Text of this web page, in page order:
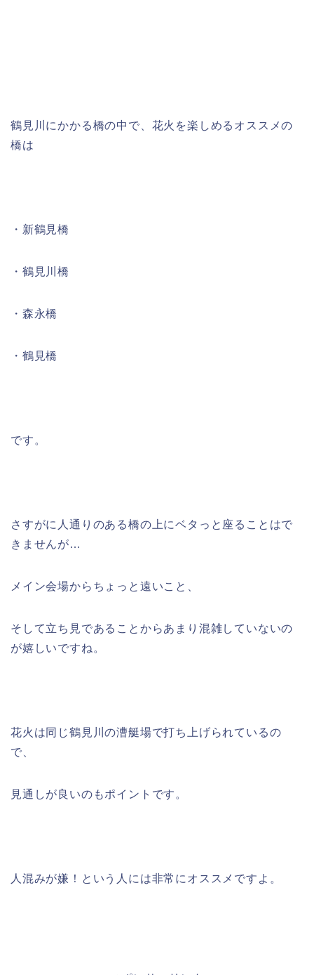
鶴見川にかかる橋の中で、花火を楽しめるオススメの
橋は
・ 新鶴見橋
・ 鶴見川橋
・ 森永橋
・ 鶴見橋
です。
さすがに人通りのある橋の上にベタっと座ることはで
きませんが…
メイン会場からちょっと遠いこと、
そして立ち見であることからあまり混雑していないの
が嬉しいですね。
花火は同じ鶴見川の漕艇場で打ち上げられているの
で、
見通しが良いのもポイントです。
人混みが嫌！という人には非常にオススメですよ。